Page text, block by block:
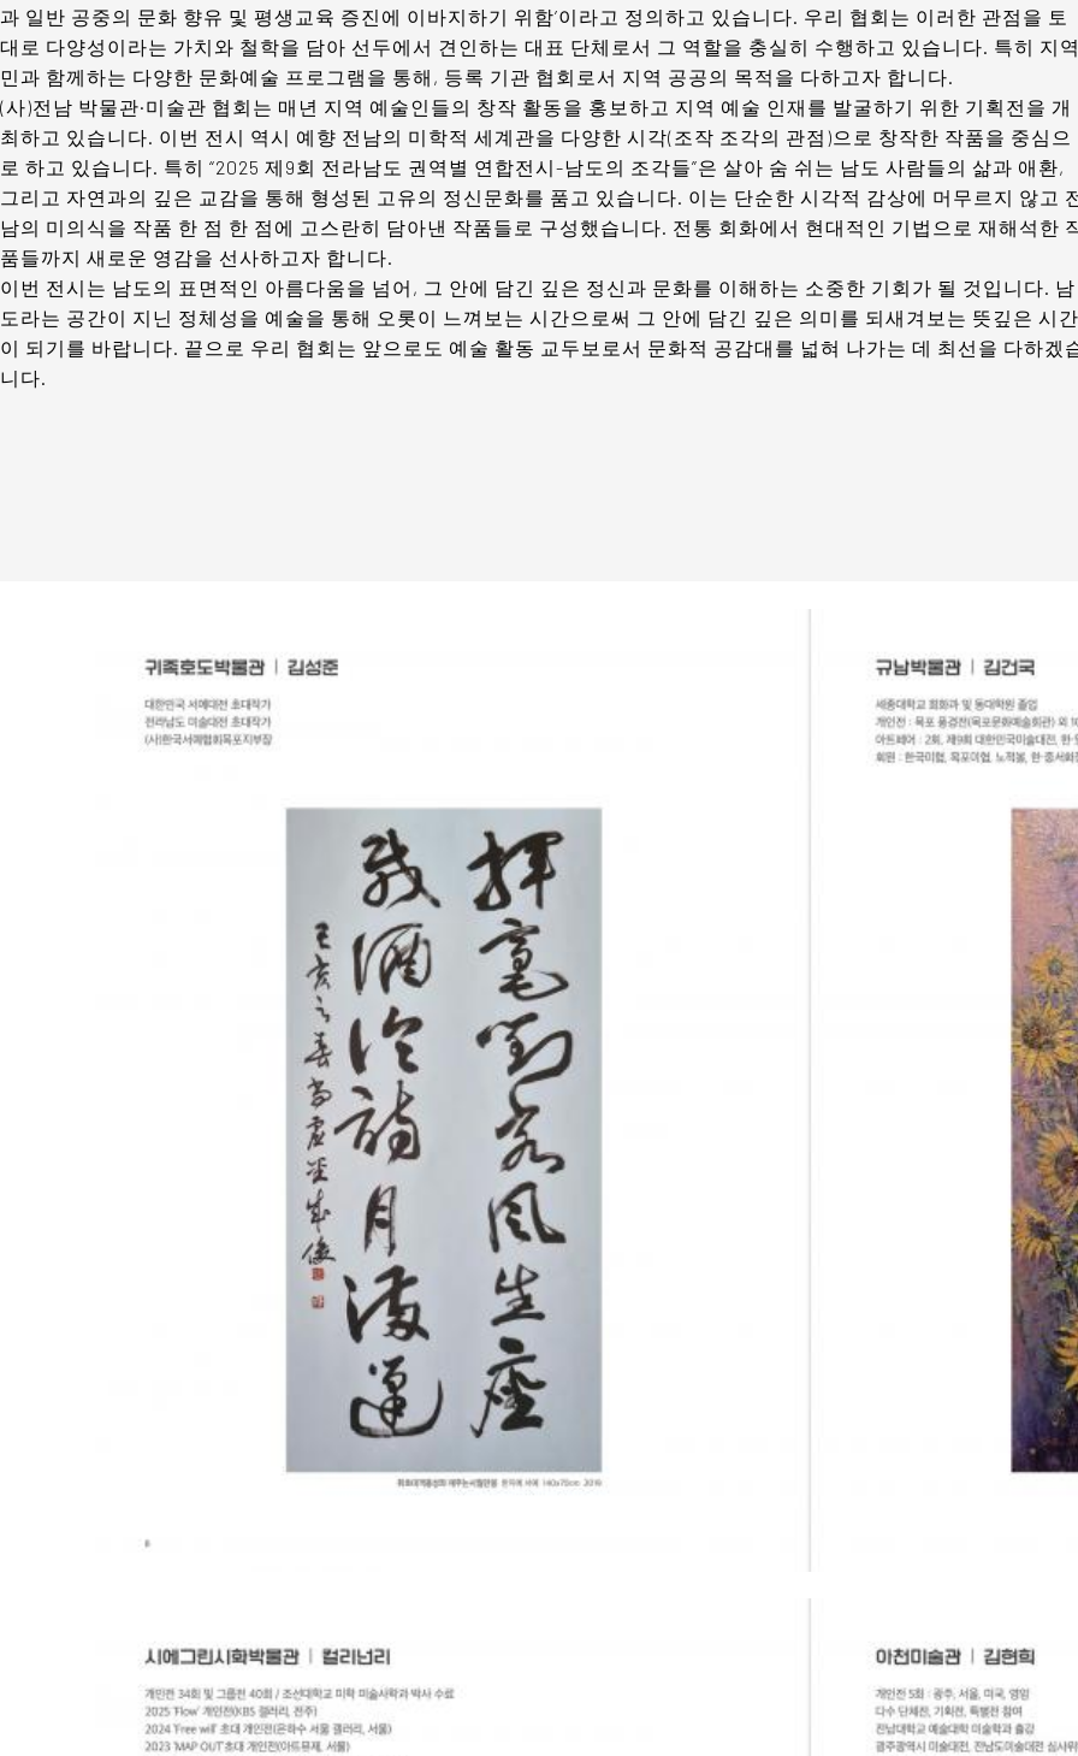
과 일반 공중의 문화 향유 및 평생교육 증진에 이바지하기 위함’이라고 정의하고 있습니다. 우리 협회는 이러한 관점을 토
대로 다양성이라는 가치와 철학을 담아 선두에서 견인하는 대표 단체로서 그 역할을 충실히 수행하고 있습니다. 특히 지
민과 함께하는 다양한 문화예술 프로그램을 통해, 등록 기관 협회로서 지역 공공의 목적을 다하고자 합니다.
(사)전남 박물관·미술관 협회는 매년 지역 예술인들의 창작 활동을 홍보하고 지역 예술 인재를 발굴하기 위한 기획전을 개
최하고 있습니다. 이번 전시 역시 예향 전남의 미학적 세계관을 다양한 시각(조작 조각의 관점)으로 창작한 작품을 중심으
로 하고 있습니다. 특히 “2025 제9회 전라남도 권역별 연합전시-남도의 조각들”은 살아 숨 쉬는 남도 사람들의 삶과 애환,
그리고 자연과의 깊은 교감을 통해 형성된 고유의 정신문화를 품고 있습니다. 이는 단순한 시각적 감상에 머무르지 않고
남의 미의식을 작품 한 점 한 점에 고스란히 담아낸 작품들로 구성했습니다. 전통 회화에서 현대적인 기법으로 재해석한
품들까지 새로운 영감을 선사하고자 합니다.
이번 전시는 남도의 표면적인 아름다움을 넘어, 그 안에 담긴 깊은 정신과 문화를 이해하는 소중한 기회가 될 것입니다. 남
도라는 공간이 지닌 정체성을 예술을 통해 오롯이 느껴보는 시간으로써 그 안에 담긴 깊은 의미를 되새겨보는 뜻깊은 시간
이 되기를 바랍니다. 끝으로 우리 협회는 앞으로도 예술 활동 교두보로서 문화적 공감대를 넓혀 나가는 데 최선을 다하겠
니다.